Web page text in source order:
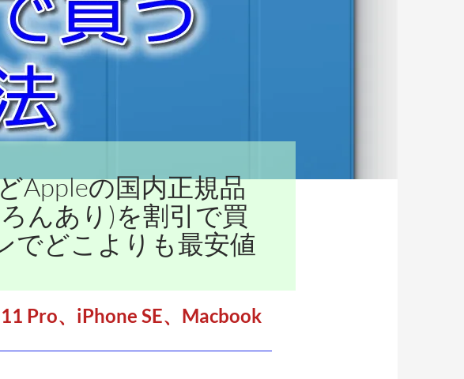
Appleの国内正規品
んあり)を割引で買
でどこよりも最安値
Pro、iPhone SE、Macbook